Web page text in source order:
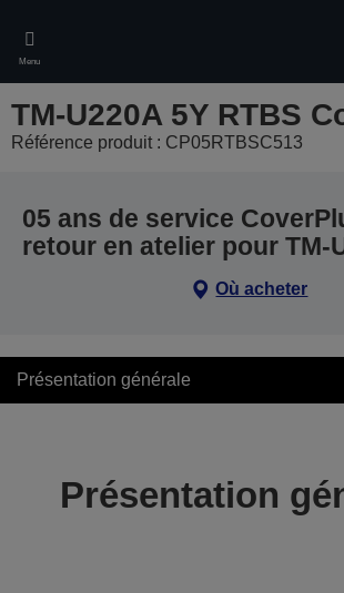
main
content
Menu
TM-U220A 5Y RTBS
Référence produit : CP05RTBSC513
05 ans de service
retour en atelier pour TM-
Où acheter
Présentation générale
Présentation